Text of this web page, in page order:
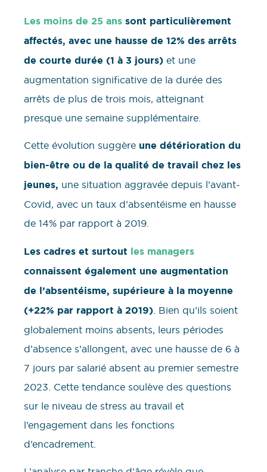
Les moins de 25 ans sont particulièrement
affectés, avec une hausse de 12% des arrêts
de courte durée (1 à 3 jours) et une
augmentation significative de la durée des
arrêts de plus de trois mois, atteignant
presque une semaine supplémentaire.
Cette évolution suggère une détérioration du
bien-être ou de la qualité de travail chez les
jeunes, une situation aggravée depuis l’avant-
Covid, avec un taux d’absentéisme en hausse
de 14% par rapport à 2019.
Les cadres et surtout les managers
connaissent également une augmentation
de l’absentéisme, supérieure à la moyenne
(+22% par rapport à 2019) . Bien qu’ils soient
globalement moins absents, leurs périodes
d’absence s’allongent, avec une hausse de 6 à
7 jours par salarié absent au premier semestre
2023. Cette tendance soulève des questions
sur le niveau de stress au travail et
l’engagement dans les fonctions
d’encadrement.